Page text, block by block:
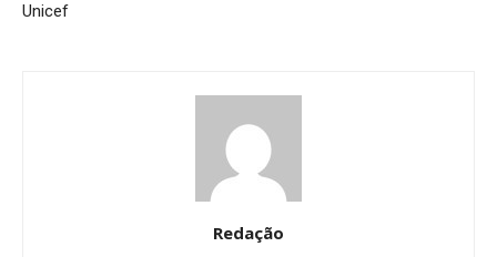
Unicef
Redação